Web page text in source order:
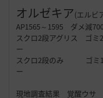
オルゼキア(エルビ
AP1565～1595 ダメ減
スクロ2段アグリス ゴミ
ー
スクロ2段のみ ゴミ
ー
現地調査結果 覚醒ウサ